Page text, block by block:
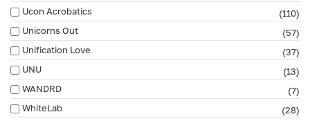
Ucon Acrobatics
(110)
Unicorns Out
(57)
Unification Love
(37)
UNU
(13)
WANDRD
(7)
WhiteLab
(28)